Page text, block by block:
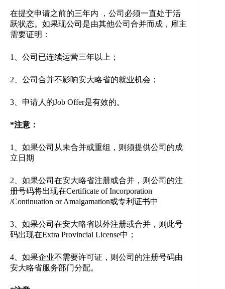
在提交申请之前的三年内 ，公司必须一直处于活
跃状态。如果现公司是由其他公司合并而成，雇主
需要证明：
1、公司已连续运营三年以上；
2、公司合并不影响安大略省的就业机会；
3、申请人的Job Offer是有效的。
*注意：
1、如果公司从未合并或重组，则须提供公司的成
立日期
2、如果公司在安大略省注册或合并，则公司的注
册号码将出现在Certificate of Incorporation
/Continuation or Amalgamation或专利证书中
3、如果公司在安大略省以外注册或合并，则此号
码出现在Extra Provincial License中；
4、如果企业不需要许可证，则公司的注册号码由
安大略省服务部门分配。